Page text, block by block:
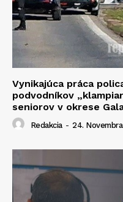
Vynikajúca práca
podvodníkov
seniorov v okrese
Redakcia - 24.